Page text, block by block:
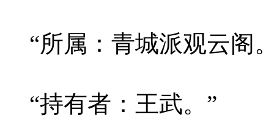
“所属：青城派观云阁
“持有者：王武。”